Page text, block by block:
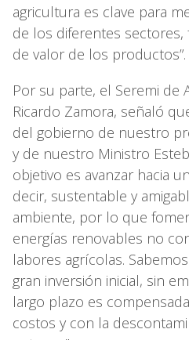
agricultura es clave para
de los diferentes
de valor de los productos”.
Por su parte, el Seremi de
Ricardo Zamora, señaló
del gobierno de nuestro
y de nuestro Ministro
objetivo es avanzar hacia
decir, sustentable y
ambiente, por lo que
energías renovables no
labores agrícolas.
gran inversión inicial, sin
largo plazo es
costos y con la